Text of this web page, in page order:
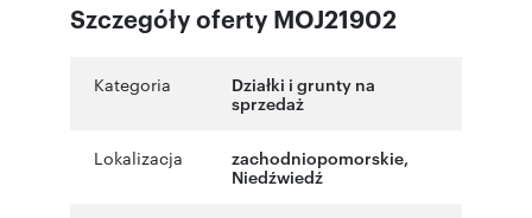
Szczegóły oferty MOJ21902
Kategoria
Działki i grunty na
sprzedaż
Lokalizacja zachodniopomorskie,
Niedźwiedź